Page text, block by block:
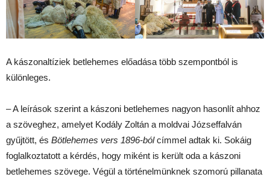
A kászonaltíziek betlehemes előadása több szempontból is
különleges.
– A leírások szerint a kászoni betlehemes nagyon hasonlít ahhoz
a szöveghez, amelyet Kodály Zoltán a moldvai Józseffalván
gyűjtött, és Bötlehemes vers 1896-bólcímmel adtak ki. Sokáig
foglalkoztatott a kérdés, hogy miként is került oda a kászoni
betlehemes szövege. Végül a történelmünknek szomorú pillanata